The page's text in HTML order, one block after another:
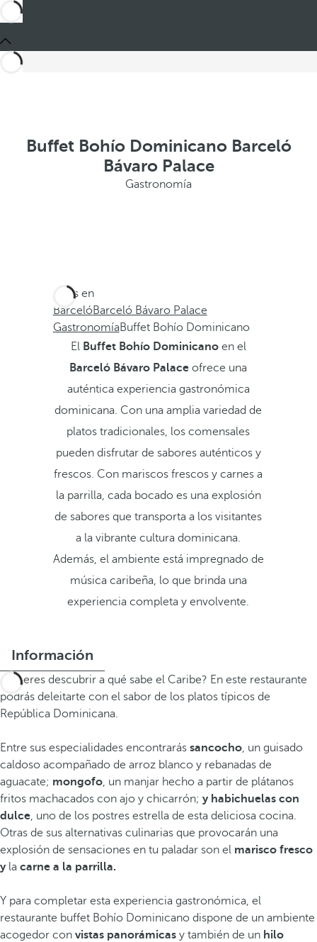
Buffet Bohío Dominicano Barceló
Bávaro Palace
Gastronomía
Estás en
BarcelóBarceló Bávaro Palace
GastronomíaBuffet Bohío Dominicano
El Buffet Bohío Dominicanoen el
Barceló Bávaro Palace ofrece una
auténtica experiencia gastronómica
dominicana. Con una amplia variedad de
platos tradicionales, los comensales
pueden disfrutar de sabores auténticos y
frescos. Con mariscos frescos y carnes a
la parrilla, cada bocado es una explosión
de sabores que transporta a los visitantes
a la vibrante cultura dominicana.
Además, el ambiente está impregnado de
música caribeña, lo que brinda una
experiencia completa y envolvente.
Información
¿Quieres descubrir a qué sabe el Caribe? En este restaurante
podrás deleitarte con el sabor de los platos típicos de
República Dominicana.
Entre sus especialidades encontrarás sancocho, un guisado
caldoso acompañado de arroz blanco y rebanadas de
aguacate; mongofo, un manjar hecho a partir de plátanos
fritos machacados con ajo y chicarrón; y habichuelas con
dulce, uno de los postres estrella de esta deliciosa cocina.
Otras de sus alternativas culinarias que provocarán una
explosión de sensaciones en tu paladar son el marisco fresco
y la carne a la parrilla.
Y para completar esta experiencia gastronómica, el
restaurante buffet Bohío Dominicano dispone de un ambiente
acogedor con vistas panorámicas y también de un hilo